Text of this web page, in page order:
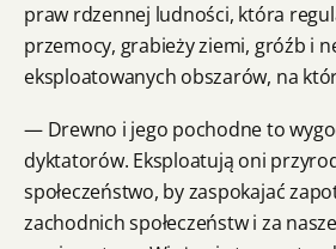
praw rdzennej ludności, która
przemocy, grabieży ziemi, gróźb i
eksploatowanych obszarów, na
— Drewno i jego pochodne to
dyktatorów. Eksploatują oni
społeczeństwo, by zaspokajać
zachodnich społeczeństw i za